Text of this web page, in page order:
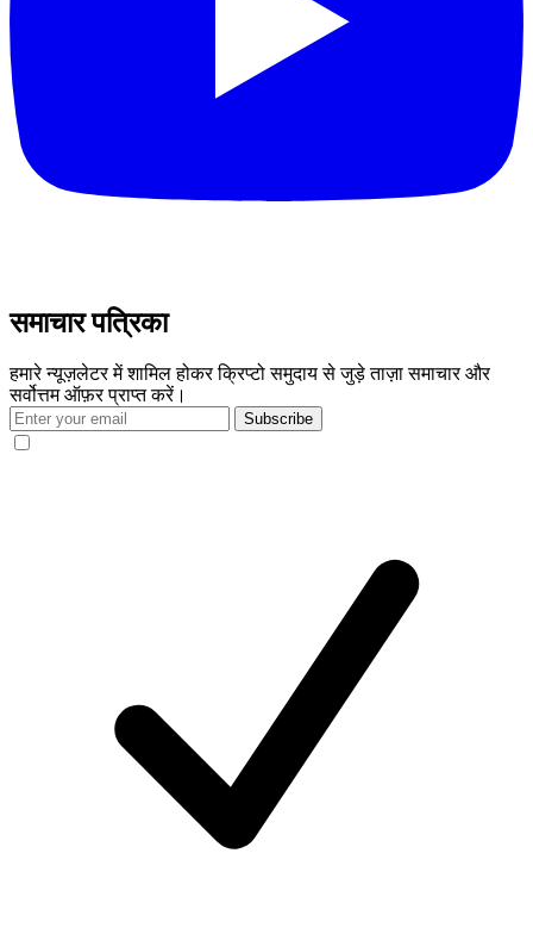
समाचार पत्रिका
हमारे न्यूज़लेटर में शामिल होकर क्रिप्टो समुदाय से जुड़े ताज़ा समाचार और
सर्वोत्तम ऑफ़र प्राप्त करें।
Subscribe